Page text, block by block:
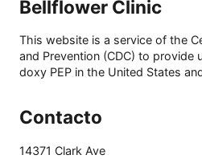
Bellflower Clinic
This website is a service of the
and Prevention (CDC) to provide
doxy PEP in the United States
Contacto
14371 Clark Ave